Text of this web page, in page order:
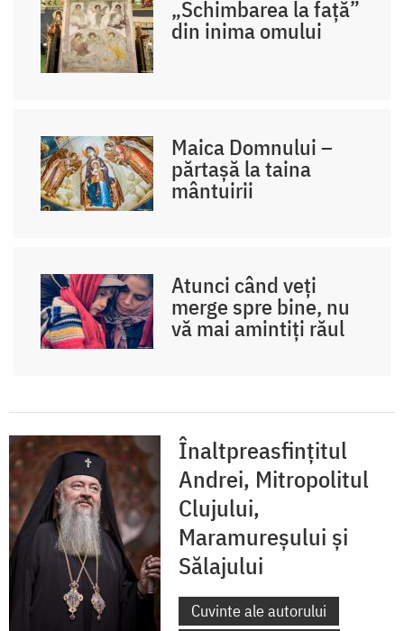
„Schimbarea la față”
din inima omului
Maica Domnului –
părtașă la taina
mântuirii
Atunci când veți
merge spre bine, nu
vă mai amintiți răul
Înaltpreasfințitul
Andrei, Mitropolitul
Clujului,
Maramureșului și
Sălajului
Cuvinte ale autorului